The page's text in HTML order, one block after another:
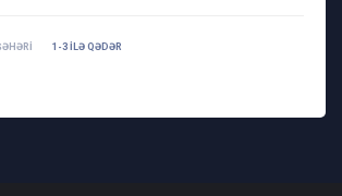
1-3 ILƏ QƏDƏR